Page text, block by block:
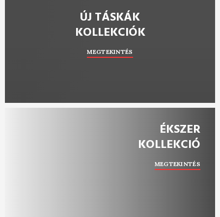
ÚJ TÁSKÁK
KOLLEKCIÓK
MEGTEKINTÉS
ÉKSZER
KOLLEKCIÓ
MEGTEKINTÉS